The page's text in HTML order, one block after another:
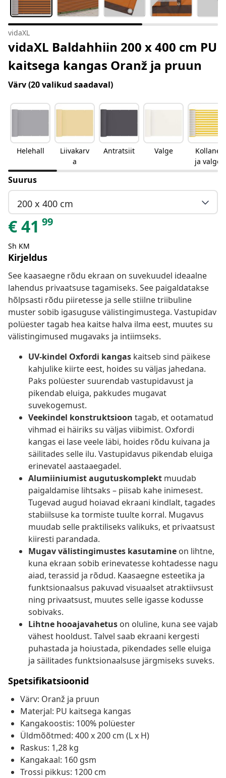
vidaXL
vidaXL Baldahhiin 200 x 400 cm PU
kaitsega kangas Oranž ja pruun
Värv(20 valikud saadaval)
Helehall
Liivakarv
a
Antratsiit Valge
Kollane
ja valge
Suurus
200 x 400 cm
€41 99
Sh KM
Kirjeldus
See kaasaegne rõdu ekraan on suvekuudel ideaalne
lahendus privaatsuse tagamiseks. See paigaldatakse
hõlpsasti rõdu piiretesse ja selle stiilne triibuline
muster sobib igasuguse välistingimustega. Vastupidav
polüester tagab hea kaitse halva ilma eest, muutes su
välistingimused mugavaks ja intiimseks.
UV-kindel Oxfordi kangas kaitseb sind päikese
kahjulike kiirte eest, hoides su väljas jahedana.
Paks polüester suurendab vastupidavust ja
pikendab eluiga, pakkudes mugavat
suvekogemust.
Veekindel konstruktsioon tagab, et ootamatud
vihmad ei häiriks su väljas viibimist. Oxfordi
kangas ei lase veele läbi, hoides rõdu kuivana ja
säilitades selle ilu. Vastupidavus pikendab eluiga
erinevatel aastaaegadel.
Alumiiniumist augutuskomplekt muudab
paigaldamise lihtsaks – piisab kahe inimesest.
Tugevad augud hoiavad ekraani kindlalt, tagades
stabiilsuse ka tormiste tuulte korral. Mugavus
muudab selle praktiliseks valikuks, et privaatsust
kiiresti parandada.
Mugav välistingimustes kasutamine on lihtne,
kuna ekraan sobib erinevatesse kohtadesse nagu
aiad, terassid ja rõdud. Kaasaegne esteetika ja
funktsionaalsus pakuvad visuaalset atraktiivsust
ning privaatsust, muutes selle igasse kodusse
sobivaks.
Lihtne hooajavahetus on oluline, kuna see vajab
vähest hooldust. Talvel saab ekraani kergesti
puhastada ja hoiustada, pikendades selle eluiga
ja säilitades funktsionaalsuse järgmiseks suveks.
Spetsifikatsioonid
Värv: Oranž ja pruun
Materjal: PU kaitsega kangas
Kangakoostis: 100% polüester
Üldmõõtmed: 400 x 200 cm (L x H)
Raskus: 1,28 kg
Kangakaal: 160 gsm
Trossi pikkus: 1200 cm